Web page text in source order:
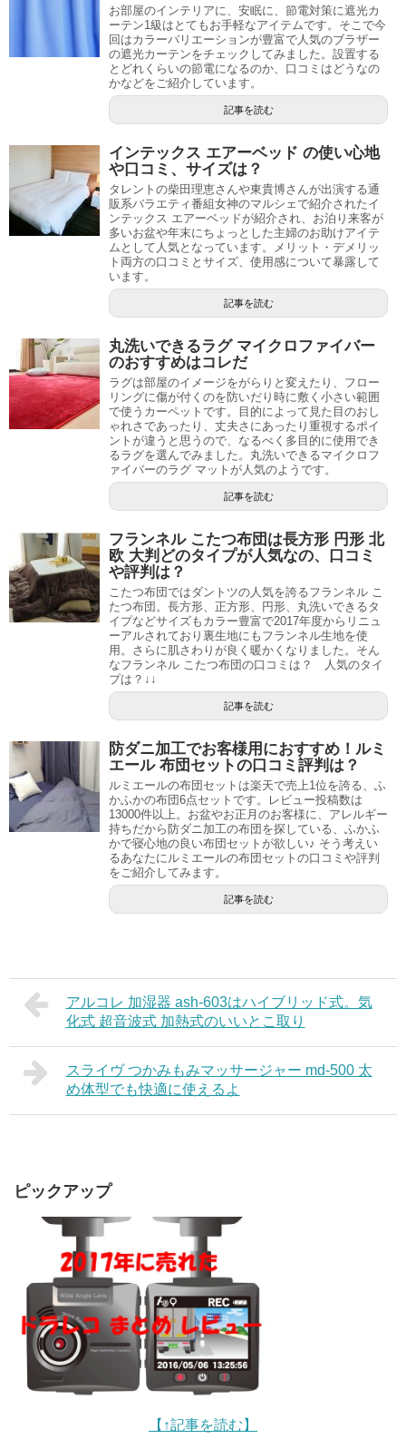
お部屋のインテリアに、安眠に、節電対策に遮光カ
ーテン1級はとてもお手軽なアイテムです。そこで今
回はカラーバリエーションが豊富で人気のブラザー
の遮光カーテンをチェックしてみました。設置する
とどれくらいの節電になるのか、口コミはどうなの
かなどをご紹介しています。
記事を読む
インテックス エアーベッド の使い心地
や口コミ、サイズは？
タレントの柴田理恵さんや東貴博さんが出演する通
販系バラエティ番組女神のマルシェで紹介されたイ
ンテックス エアーベッドが紹介され、お泊り来客が
多いお盆や年末にちょっとした主婦のお助けアイテ
ムとして人気となっています。メリット・デメリッ
ト両方の口コミとサイズ、使用感について暴露して
います。
記事を読む
丸洗いできるラグ マイクロファイバー
のおすすめはコレだ
ラグは部屋のイメージをがらりと変えたり、フロー
リングに傷が付くのを防いだり時に敷く小さい範囲
で使うカーペットです。目的によって見た目のおし
ゃれさであったり、丈夫さにあったり重視するポイ
ントが違うと思うので、なるべく多目的に使用でき
るラグを選んでみました。丸洗いできるマイクロフ
ァイバーのラグ マットが人気のようです。
記事を読む
フランネル こたつ布団は長方形 円形 北
欧 大判どのタイプが人気なの、口コミ
や評判は？
こたつ布団ではダントツの人気を誇るフランネル こ
たつ布団。長方形、正方形、円形、丸洗いできるタ
イプなどサイズもカラー豊富で2017年度からリニュ
ーアルされており裏生地にもフランネル生地を使
用。さらに肌さわりが良く暖かくなりました。そん
なフランネル こたつ布団の口コミは？ 人気のタイ
プは？↓↓
記事を読む
防ダニ加工でお客様用におすすめ！ルミ
エール 布団セットの口コミ評判は？
ルミエールの布団セットは楽天で売上1位を誇る、ふ
かふかの布団6点セットです。レビュー投稿数は
13000件以上。お盆やお正月のお客様に、アレルギー
持ちだから防ダニ加工の布団を探している、ふかふ
かで寝心地の良い布団セットが欲しい♪ そう考えい
るあなたにルミエールの布団セットの口コミや評判
をご紹介してみます。
記事を読む
アルコレ 加湿器 ash-603はハイブリッド式。気
化式 超音波式 加熱式のいいとこ取り
スライヴ つかみもみマッサージャー md-500 太
め体型でも快適に使えるよ
ピックアップ
【↑記事を読む】